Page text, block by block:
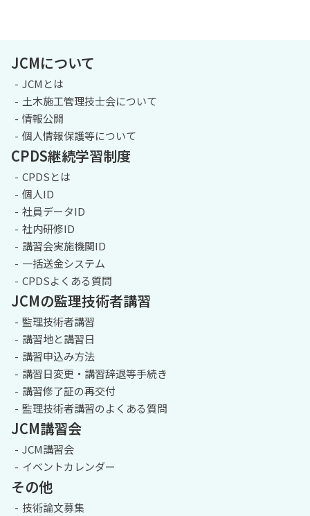
JCMについて
JCMとは
土木施工管理技士会について
情報公開
個人情報保護等について
CPDS継続学習制度
CPDSとは
個人ID
社員データID
社内研修ID
講習会実施機関ID
一括送金システム
CPDSよくある質問
JCMの監理技術者講習
監理技術者講習
講習地と講習日
講習申込み方法
講習日変更・講習辞退等手続き
講習修了証の再交付
監理技術者講習のよくある質問
JCM講習会
JCM講習会
イベントカレンダー
その他
技術論文募集